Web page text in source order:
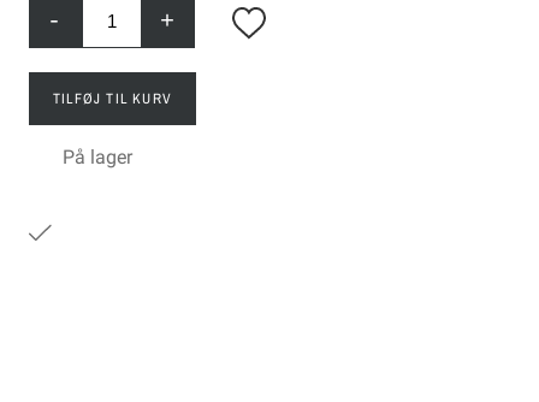
- +
TILFØJ TIL KURV
På lager